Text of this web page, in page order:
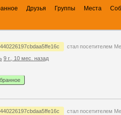
Друзья Группы Места
стал посетителем
9 г., 10 мес. назад
стал посетителем